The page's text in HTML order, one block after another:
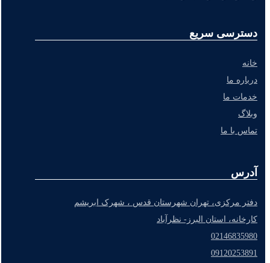
دسترسی سریع
خانه
درباره ما
خدمات ما
وبلاگ
تماس با ما
آدرس
دفتر مرکزی، تهران شهرستان قدس ، شهرک ابریشم
کارخانه، استان البرز- نظرآباد
02146835980
09120253891